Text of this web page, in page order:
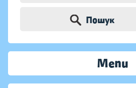
Пошук
Menu